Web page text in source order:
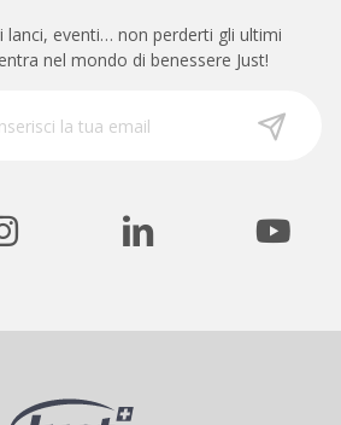
lanci, eventi… non perderti gli ultimi
nel mondo di benessere Just!